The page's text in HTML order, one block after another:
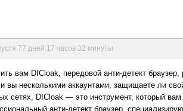
77 дней 17 часов 32 минуты
вам DICloak, передовой анти-детект
вы несколькими аккаунтами, защищаете ли
сетях, DICloak — это инструмент, который
анти-детект браузер,